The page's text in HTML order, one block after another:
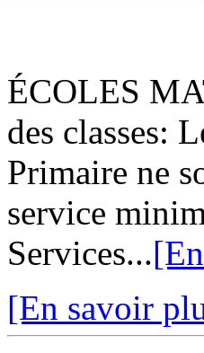
ÉCOLES
des classes:
Primaire ne
service
Services...
[En savoir